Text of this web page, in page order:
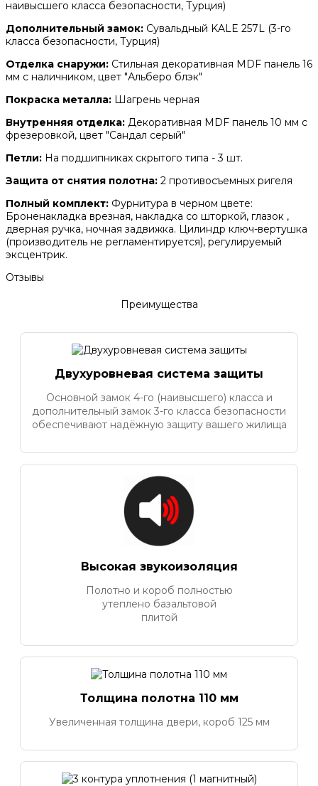
наивысшего класса безопасности, Турция)
Дополнительный замок: Сувальдный KALE 257L (3-го
класса безопасности, Турция)
Отделка снаружи: Стильная декоративная MDF панель 16
мм с наличником, цвет "Альберо блэк"
Покраска металла: Шагрень черная
Внутренняя отделка: Декоративная MDF панель 10 мм с
фрезеровкой, цвет "Сандал серый"
Петли: На подшипниках скрытого типа - 3 шт.
Защита от снятия полотна: 2 противосъемных ригеля
Полный комплект: Фурнитура в черном цвете:
Броненакладка врезная, накладка со шторкой, глазок ,
дверная ручка, ночная задвижка. Цилиндр ключ-вертушка
(производитель не регламентируется), регулируемый
эксцентрик.
Отзывы
Преимущества
Двухуровневая система защиты
Основной замок 4-го (наивысшего) класса и
дополнительный замок 3-го класса безопасности
обеспечивают надёжную защиту вашего жилища
Высокая звукоизоляция
Полотно и короб полностью
утеплено базальтовой
плитой
Толщина полотна 110 мм
Увеличенная толщина двери, короб 125 мм